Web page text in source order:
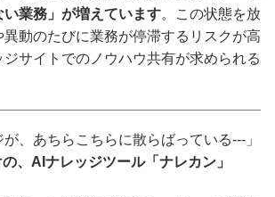
業務」が増えています。この状態を放
動のたびに業務が停滞するリスクが高
ジサイトでのノウハウ共有が求められる
が、あちらこちらに散らばっている---」
の、AIナレッジツール「ナレカン」